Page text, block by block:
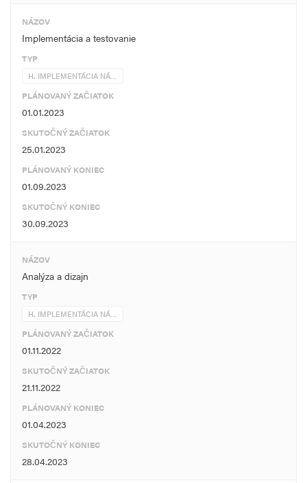
NÁZOV
Implementácia a testovanie
TYP
H. IMPLEMENTÁCIA NÁ…
PLÁNOVANÝ ZAČIATOK
01.01.2023
SKUTOČNÝ ZAČIATOK
25.01.2023
PLÁNOVANÝ KONIEC
01.09.2023
SKUTOČNÝ KONIEC
30.09.2023
NÁZOV
Analýza a dizajn
TYP
H. IMPLEMENTÁCIA NÁ…
PLÁNOVANÝ ZAČIATOK
01.11.2022
SKUTOČNÝ ZAČIATOK
21.11.2022
PLÁNOVANÝ KONIEC
01.04.2023
SKUTOČNÝ KONIEC
28.04.2023